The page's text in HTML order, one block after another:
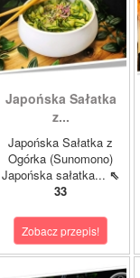
Japońska Sałatka
z...
Japońska Sałatka z
Ogórka (Sunomono)
Japońska sałatka... ⇖
33
Zobacz przepis!